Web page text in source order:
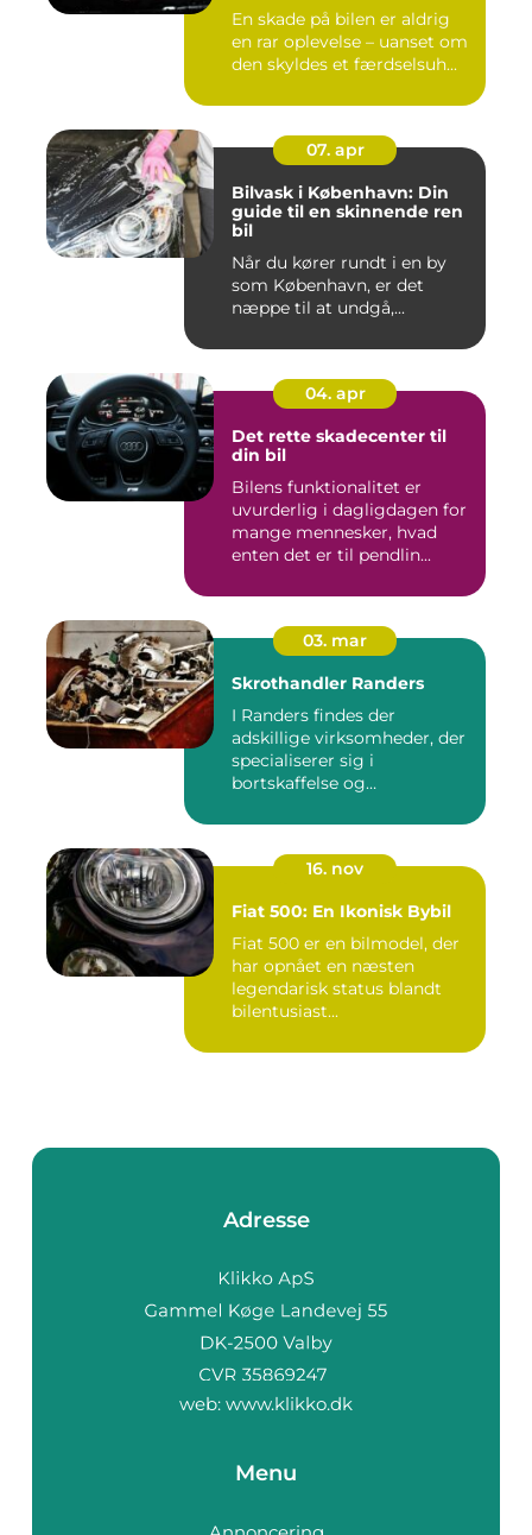
En skade på bilen er aldrig
en rar oplevelse – uanset om
den skyldes et færdselsuh...
07. apr
Bilvask i København: Din
guide til en skinnende ren
bil
Når du kører rundt i en by
som København, er det
næppe til at undgå,...
04. apr
Det rette skadecenter til
din bil
Bilens funktionalitet er
uvurderlig i dagligdagen for
mange mennesker, hvad
enten det er til pendlin...
03. mar
Skrothandler Randers
I Randers findes der
adskillige virksomheder, der
specialiserer sig i
bortskaffelse og
16. nov
Fiat 500: En Ikonisk Bybil
Fiat 500 er en bilmodel, der
har opnået en næsten
legendarisk status blandt
bilentusiast...
Adresse
web: www.klikko.dk
Menu